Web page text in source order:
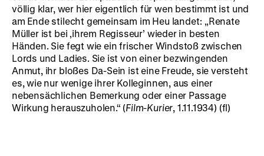
völlig klar, wer hier eigentlich für wen bestimmt ist und
am Ende stilecht gemeinsam im Heu landet: „Renate
Müller ist bei ‚ihrem Regisseur’ wieder in besten
Händen. Sie fegt wie ein frischer Windstoß zwischen
Lords und Ladies. Sie ist von einer bezwingenden
Anmut, ihr bloßes Da-Sein ist eine Freude, sie versteht
es, wie nur wenige ihrer Kolleginnen, aus einer
nebensächlichen Bemerkung oder einer Passage
Wirkung herauszuholen.“ (Film-Kurier, 1.11.1934) (fl)